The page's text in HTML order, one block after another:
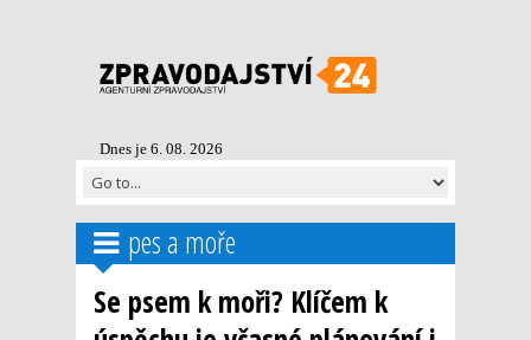
Dnes je 6. 08. 2026
pes a moře
Se psem k moři? Klíčem k